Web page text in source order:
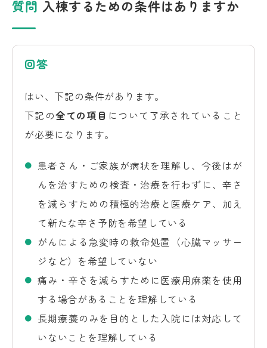
質問 入棟するための条件はありますか
回答
はい、下記の条件があります。
下記の全ての項目 について了承されていること
が必要になります。
患者さん・ご家族が病状を理解し、今後はが
んを治すための検査・治療を行わずに、辛さ
を減らすための積極的治療と医療ケア、加え
て新たな辛さ予防を希望している
がんによる急変時の救命処置（心臓マッサー
ジなど）を希望していない
痛み・辛さを減らすために医療用麻薬を使用
する場合があることを理解している
長期療養のみを目的とした入院には対応して
いないことを理解している